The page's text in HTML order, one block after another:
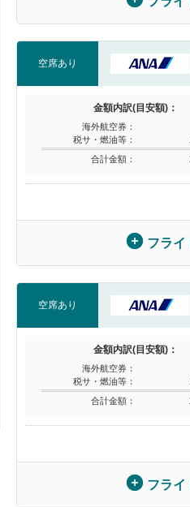
空席あり
金額内訳(目安額)：
海外航空券：
税サ・燃油等：
合計金額：
フライ
空席あり
金額内訳(目安額)：
海外航空券：
税サ・燃油等：
合計金額：
フライ